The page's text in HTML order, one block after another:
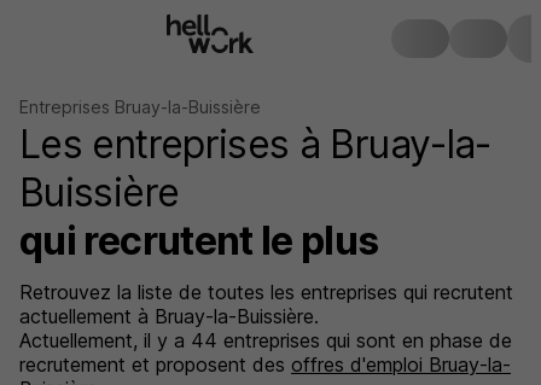
Entreprises Bruay-la-Buissière
Les entreprises à Bruay-la-
Buissière
qui recrutent le plus
Retrouvez la liste de toutes les entreprises qui recrutent
actuellement à Bruay-la-Buissière.
Actuellement, il y a 44 entreprises qui sont en phase de
recrutement et proposent des offres d'emploi Bruay-la-